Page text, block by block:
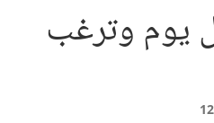
يوم وترغب